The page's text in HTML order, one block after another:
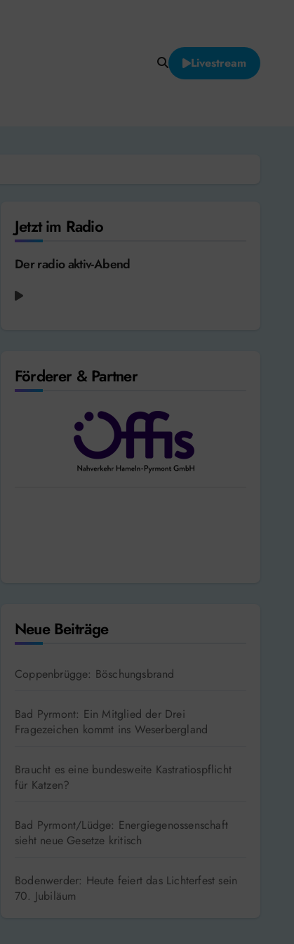
Livestream
Jetzt im Radio
Der radio aktiv-Abend
Förderer & Partner
Neue Beiträge
Coppenbrügge: Böschungsbrand
Bad Pyrmont: Ein Mitglied der Drei
Fragezeichen kommt ins Weserbergland
Braucht es eine bundesweite Kastratiospflicht
für Katzen?
Bad Pyrmont/Lüdge: Energiegenossenschaft
sieht neue Gesetze kritisch
Bodenwerder: Heute feiert das Lichterfest sein
70. Jubiläum